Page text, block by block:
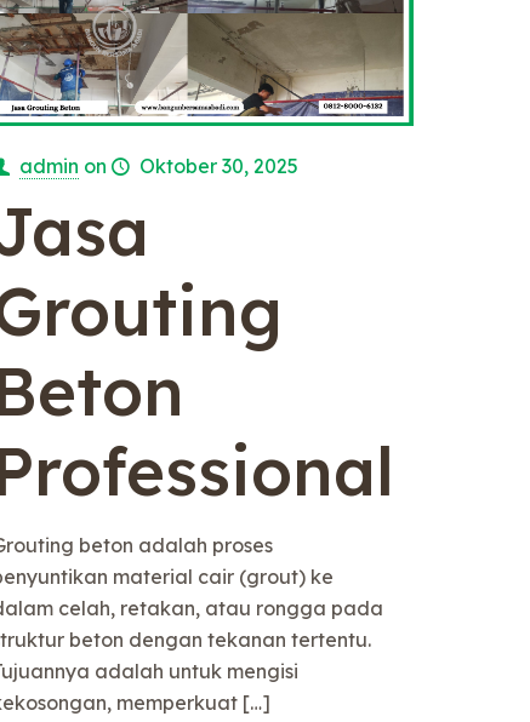
admin on Oktober 30, 2025
beton adalah proses
material cair (grout) ke
celah, retakan, atau rongga pada
beton dengan tekanan tertentu.
adalah untuk mengisi
memperkuat[…]